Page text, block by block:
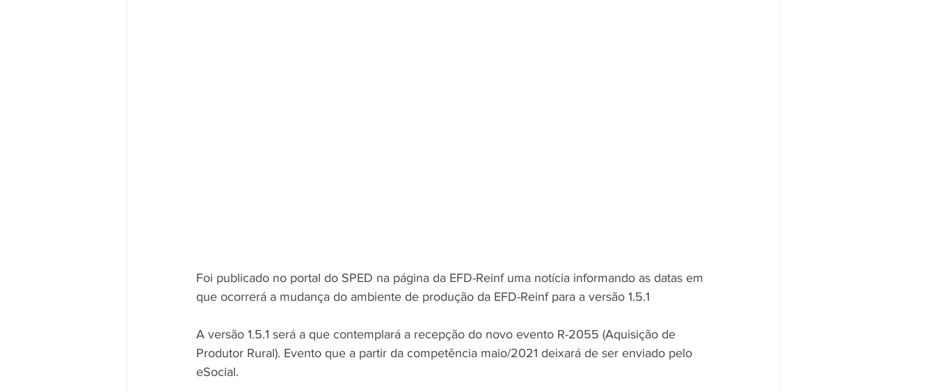
Foi publicado no portal do SPED na página da EFD-Reinf uma notícia informando as datas em
que ocorrerá a mudança do ambiente de produção da EFD-Reinf para a versão 1.5.1
A versão 1.5.1 será a que contemplará a recepção do novo evento R-2055 (Aquisição de
Produtor Rural). Evento que a partir da competência maio/2021 deixará de ser enviado pelo
eSocial.